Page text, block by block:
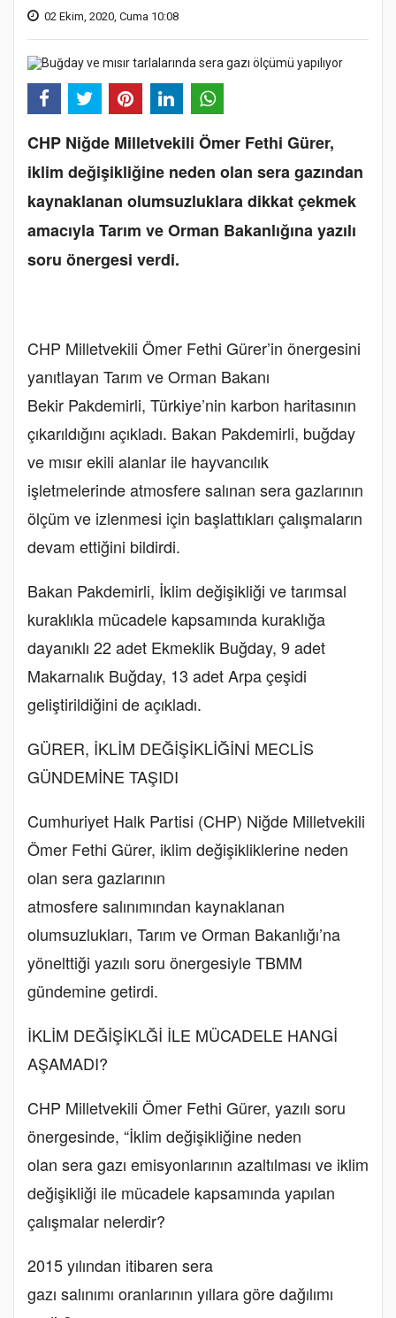
02 Ekim, 2020, Cuma 10:08
CHP Niğde Milletvekili Ömer Fethi Gürer,
iklim değişikliğine neden olan sera gazından
kaynaklanan olumsuzluklara dikkat çekmek
amacıyla Tarım ve Orman Bakanlığına yazılı
soru önergesi verdi.
CHP Milletvekili Ömer Fethi Gürer’in önergesini
yanıtlayan Tarım ve Orman Bakanı
Bekir Pakdemirli, Türkiye’nin karbon haritasının
çıkarıldığını açıkladı. Bakan Pakdemirli, buğday
ve mısır ekili alanlar ile hayvancılık
işletmelerinde atmosfere salınan sera gazlarının
ölçüm ve izlenmesi için başlattıkları çalışmaların
devam ettiğini bildirdi.
Bakan Pakdemirli, İklim değişikliği ve tarımsal
kuraklıkla mücadele kapsamında kuraklığa
dayanıklı 22 adet Ekmeklik Buğday, 9 adet
Makarnalık Buğday, 13 adet Arpa çeşidi
geliştirildiğini de açıkladı.
GÜRER, İKLİM DEĞİŞİKLİĞİNİ MECLİS
GÜNDEMİNE TAŞIDI
Cumhuriyet Halk Partisi (CHP) Niğde Milletvekili
Ömer Fethi Gürer, iklim değişikliklerine neden
olan sera gazlarının
atmosfere salınımından kaynaklanan
olumsuzlukları, Tarım ve Orman Bakanlığı’na
yönelttiği yazılı soru önergesiyle TBMM
gündemine getirdi.
İKLİM DEĞİŞİKLĞİ İLE MÜCADELE HANGİ
AŞAMADI?
CHP Milletvekili Ömer Fethi Gürer, yazılı soru
önergesinde, “İklim değişikliğine neden
olan sera gazı emisyonlarının azaltılması ve iklim
değişikliği ile mücadele kapsamında yapılan
çalışmalar nelerdir?
2015 yılından itibaren sera
gazı salınımı oranlarının yıllara göre dağılımı